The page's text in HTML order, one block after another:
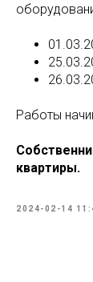
Работы
квартиры.
2024-02-14